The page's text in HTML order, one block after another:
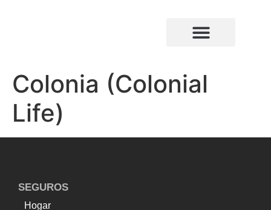
Colonia (Colonial
Life)
SEGUROS
Hogar